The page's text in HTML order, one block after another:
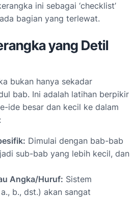
ini sebagai ‘checklist’
bagian yang terlewat.
yang Detil
bukan hanya sekadar
bab. Ini adalah latihan berpikir
ide besar dan kecil ke dalam
Dimulai dengan bab-bab
sub-bab yang lebih kecil, dan
Angka/Huruf: Sistem
a., b., dst.) akan sangat